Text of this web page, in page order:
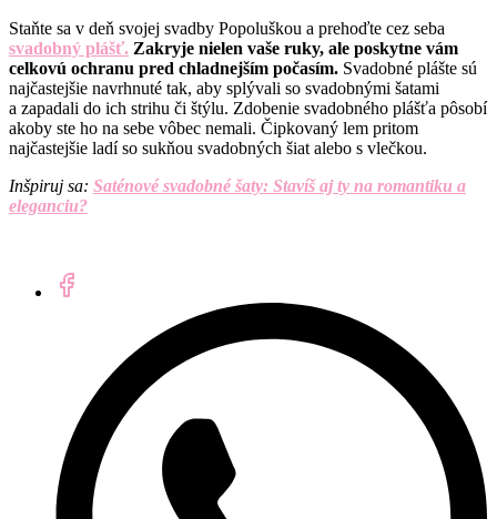
Staňte sa v deň svojej svadby Popoluškou a prehoďte cez seba
svadobný plášť. Zakryje nielen vaše ruky, ale poskytne vám
celkovú ochranu pred chladnejším počasím. Svadobné plášte sú
najčastejšie navrhnuté tak, aby splývali so svadobnými šatami
a zapadali do ich strihu či štýlu. Zdobenie svadobného plášťa pôsobí
akoby ste ho na sebe vôbec nemali. Čipkovaný lem pritom
najčastejšie ladí so sukňou svadobných šiat alebo s vlečkou.
Inšpiruj sa: Saténové svadobné šaty: Stavíš aj ty na romantiku a
eleganciu?